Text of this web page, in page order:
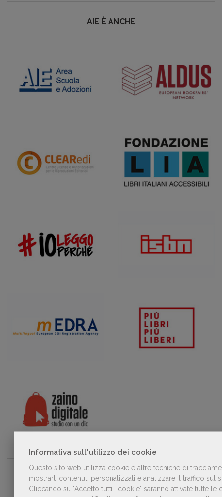
Informativa sull'utilizzo dei cookie
Questo sito web utilizza cookie e altre tecniche di
mostrarti contenuti personalizzati e analizzare il traffico sul
Cliccando su "Accetto tutti i cookie" saranno attivate tutte
AIE È ANCHE
PARTNER